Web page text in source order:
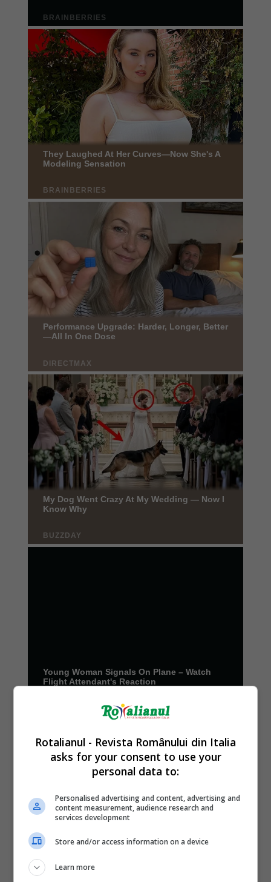
Rotalianul - Revista Românului din Italia
asks for your consent to use your
personal data to:
Personalised advertising and content, advertising and
content measurement, audience research and
services development
Store and/or access information on a device
Learn more